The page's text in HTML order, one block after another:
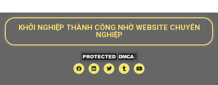
KHỞI NGHIỆP THÀNH CÔNG NHỜ WEBSITE CHUYÊN
NGHIỆP